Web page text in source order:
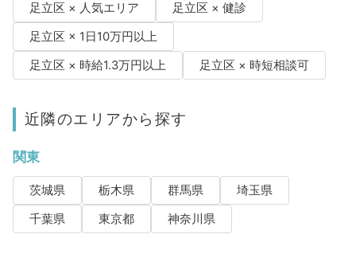
足立区 × 人気エリア
足立区 × 健診
足立区 × 1日10万円以上
足立区 × 時給1.3万円以上
足立区 × 時短相談可
近隣のエリアから探す
関東
茨城県 栃木県 群馬県
埼玉県
千葉県
東京都 神奈川県